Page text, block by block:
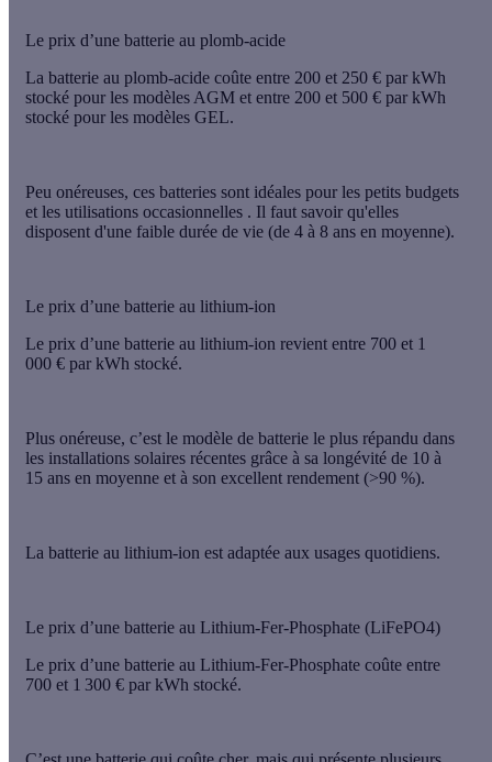
Le prix d’une batterie au plomb-acide
La batterie au plomb-acide coûte entre 200 et 250 € par kWh
stocké pour les modèles AGM et entre 200 et 500 € par kWh
stocké pour les modèles GEL.
Peu onéreuses, ces batteries sont idéales pour les petits budgets
et les utilisations occasionnelles . Il faut savoir qu'elles
disposent d'une faible durée de vie (de 4 à 8 ans en moyenne).
Le prix d’une batterie au lithium-ion
Le prix d’une batterie au lithium-ion revient entre 700 et 1
000 € par kWh stocké.
Plus onéreuse, c’est le modèle de batterie le plus répandu dans
les installations solaires récentes grâce à sa longévité de 10 à
15 ans en moyenne et à son excellent rendement (>90 %).
La batterie au lithium-ion est adaptée aux usages quotidiens.
Le prix d’une batterie au Lithium-Fer-Phosphate (LiFePO4)
Le prix d’une batterie au Lithium-Fer-Phosphate coûte entre
700 et 1 300 € par kWh stocké.